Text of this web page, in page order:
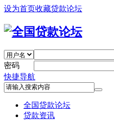
设为首页收藏贷款论坛
密码
快捷导航
全国贷款论坛
贷款资讯